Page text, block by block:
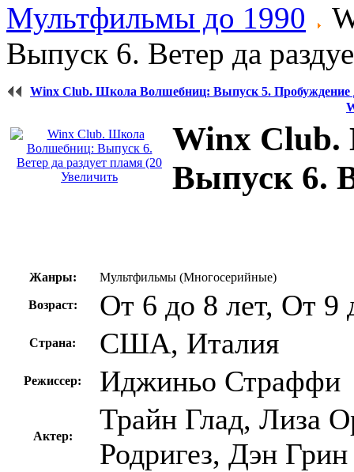
Мультфильмы до 1990
Выпуск 6. Ветер да
Winx Club. Школа Волшебниц: Выпуск 5. Пробуждение
Увеличить
Winx
Выпуск 6.
Жанры: Мультфильмы (Многосерийные)
Возраст: От 6 до 8 лет, От 9
Страна: США, Италия
Режиссер: Иджиньо Страффи
Актер:
Трайн Глад, Лиза
Родригез, Дэн Грин